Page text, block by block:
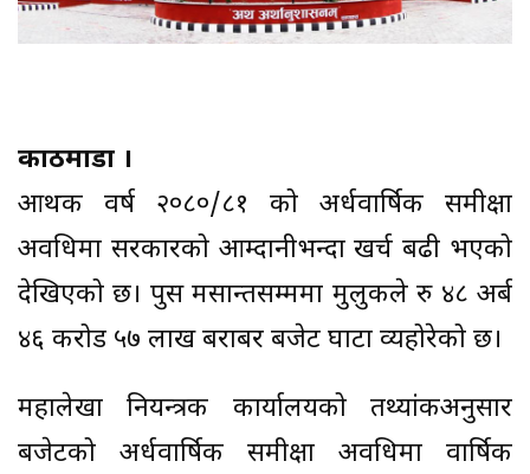
काठमाडौं ।
आर्थिक वर्ष २०८०/८१ को अर्धवार्षिक समीक्षा
अवधिमा सरकारको आम्दानीभन्दा खर्च बढी भएको
देखिएको छ। पुस मसान्तसम्ममा मुलुकले रु ४८ अर्ब
४६ करोड ५७ लाख बराबर बजेट घाटा व्यहोरेको छ।
महालेखा नियन्त्रक कार्यालयको तथ्यांकअनुसार
बजेटको अर्धवार्षिक समीक्षा अवधिमा वार्षिक